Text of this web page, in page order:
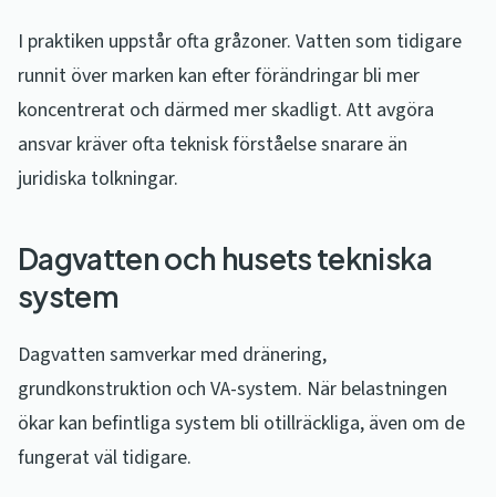
I praktiken uppstår ofta gråzoner. Vatten som tidigare
runnit över marken kan efter förändringar bli mer
koncentrerat och därmed mer skadligt. Att avgöra
ansvar kräver ofta teknisk förståelse snarare än
juridiska tolkningar.
Dagvatten och husets tekniska
system
Dagvatten samverkar med dränering,
grundkonstruktion och VA-system. När belastningen
ökar kan befintliga system bli otillräckliga, även om de
fungerat väl tidigare.